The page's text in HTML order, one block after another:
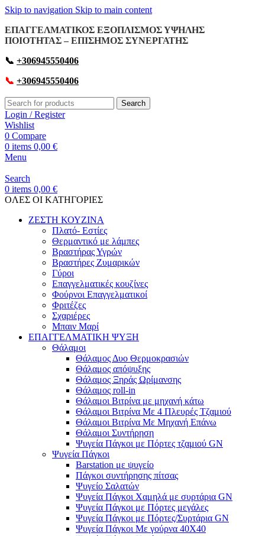
Skip to navigation Skip to main content
ΕΠΑΓΓΕΛΜΑΤΙΚΟΣ ΕΞΟΠΛΙΣΜΟΣ ΥΨΗΛΗΣ
ΠΟΙΟΤΗΤΑΣ – ΕΠΙΣΗΜΟΣ ΣΥΝΕΡΓΑΤΗΣ
📞 +306945550406
📞 +306945550406
Search
Login / Register
Wishlist
0 Compare
0 items 0,00 €
Menu
Search
0 items 0,00 €
OΛΕΣ ΟΙ ΚΑΤΗΓΟΡΙΕΣ
ΖΕΣΤΗ ΚΟΥΖΙΝΑ
Πλατό- Εστίες
Θερμαντικό με λάμπες
Βραστήρας Υγρών
Βραστήρες Ζυμαρικών
Γύροι
Επαγγελματικές κουζίνες
Φούρνοι Επαγγελματικοί
Φριτέζες
Σχαριέρες
Μπαιν Μαρί
ΕΠΑΓΓΕΛΜΑΤΙΚΗ ΨΥΞΗ
Θάλαμοι
Θάλαμος Δυο Θερμοκρασιών
Θάλαμος απόψυξης
Θάλαμος Ξηράς Ωρίμανσης
Θάλαμος roll-in
Θάλαμοι Βιτρίνα με μηχανή κάτω
Θάλαμοι Βιτρίνα Με 4 Πλευρές Τζαμιού
Θάλαμοι Βιτρίνα Με Μηχανή Επάνω
Θάλαμοι Συντήρηση
Ψυγεία Πάγκοι με Πόρτες τζαμιού GN
Ψυγεία Πάγκοι
Barstation με ψυγείο
Πάγκοι συντήρησης πίτσας
Ψυγείο Σαλατών
Ψυγεία Πάγκοι Χαμηλά με συρτάρια GN
Ψυγεία Πάγκοι με Πόρτες μεγάλες
Ψυγεία Πάγκοι με Πόρτες/Συρτάρια GN
Ψυγεία Πάγκοι Με γούρνα 40Χ40